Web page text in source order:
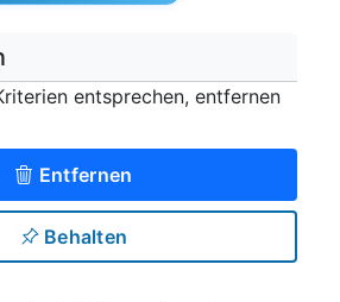
entsprechen, entfernen
Entfernen
Behalten